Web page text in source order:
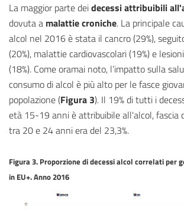
La maggior parte deidecessi attribuibili
dovuta a malattie croniche. La principale
alcol nel 2016 è stata il cancro (29%),
(20%), malattie cardiovascolari (19%) e
(18%). Come oramai noto, l’impatto sulla
consumo di alcol è più alto per le fasce
popolazione (Figura 3). Il 19% di tutti i
età 15-19 anni è attribuibile all'alcol, fascia
tra 20 e 24 anni era del 23,3%.
Figura 3. Proporzione di decessi alcol correlati per
in EU+. Anno 2016